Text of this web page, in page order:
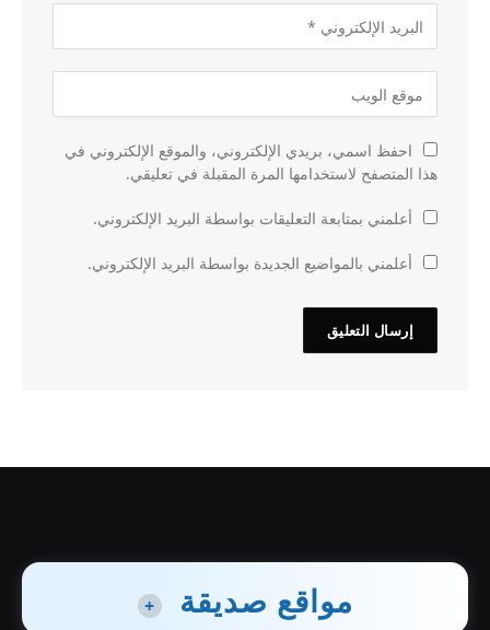
احفظ اسمي، بريدي الإلكتروني، والموقع الإلكتروني في
هذا المتصفح لاستخدامها المرة المقبلة في تعليقي.
أعلمني بمتابعة التعليقات بواسطة البريد الإلكتروني.
أعلمني بالمواضيع الجديدة بواسطة البريد الإلكتروني.
مواقع صديقة +